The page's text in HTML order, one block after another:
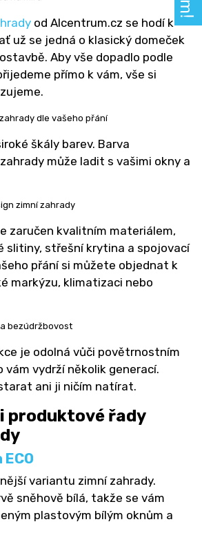
od Alcentrum.cz se hodí k
už se jedná o klasický domeček
Aby vše dopadlo podle
přímo k vám, vše si
dle vašeho přání
škály barev. Barva
může ladit s vašimi okny a
zimní zahrady
zaručen kvalitním materiálem,
slitiny, střešní krytina a spojovací
přání si můžete objednat k
markýzu, klimatizaci nebo
bezúdržbovost
je odolná vůči povětrnostním
vám vydrží několik generací.
ani ji ničím natírat.
produktové řady
variantu zimní zahrady.
sněhově bílá, takže se vám
plastovým bílým oknům a